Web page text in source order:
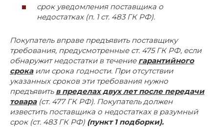
срок уведомления поставщика о
недостатках (п. 1 ст. 483 ГК РФ).
Покупатель вправе предъявить поставщику
требования, предусмотренные ст. 475 ГК РФ, если
обнаружит недостатки в течение гарантийного
срокаили срока годности. При отсутствии
указанных сроков эти требования нужно
предъявить в пределах двух лет после передачи
товара(ст. 477 ГК РФ). Покупатель должен
известить поставщика о недостатках в разумный
срок (ст. 483 ГК РФ) (пункт 1 подборки).